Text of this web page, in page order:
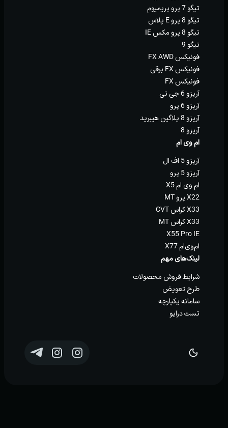
تیگو 7 پرو پریمیوم
تیگو 8 پرو E پلاس
تیگو 8 پرو مکس IE
تیگو 9
فونیکس FX AWD
فونیکس FX برقی
فونیکس FX
آریزو 6 جی تی
آریزو 6 پرو
آریزو 8 پلاگین هیبرید
آریزو 8
ام وی ام
آریزو 5 اف ال
آریزو 5 پرو
ام وی ام X5
X22 پرو MT
X33 کراس CVT
X33 کراس MT
X55 Pro IE
ام‌وی‌ام X77
لینک‌های مهم
شرایط فروش محصولات
طرح تعویض
سامانه یکپارچه
تست درایو